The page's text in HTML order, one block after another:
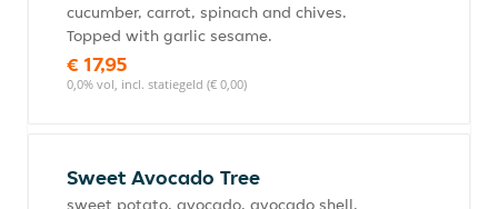
cucumber, carrot, spinach and chives.
Topped with garlic sesame.
€ 17,95
0,0% vol, incl. statiegeld (€ 0,00)
Sweet Avocado Tree
sweet potato, avocado, avocado shell,